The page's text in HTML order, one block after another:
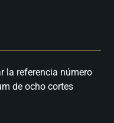
la referencia número
de ocho cortes